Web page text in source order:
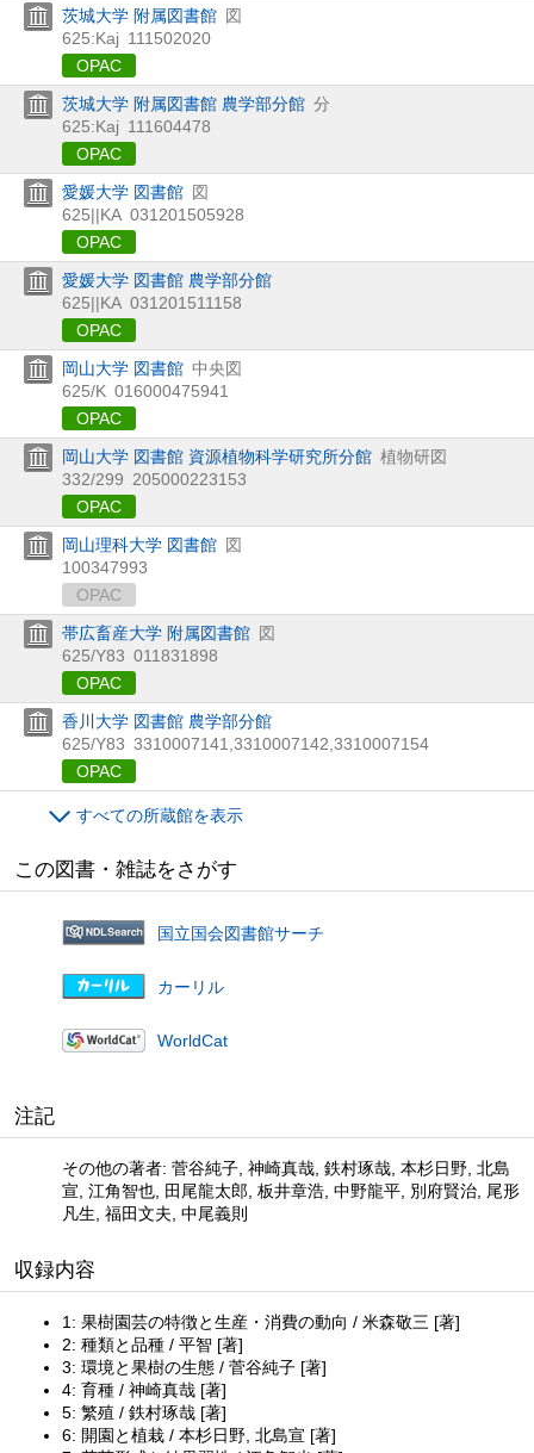
茨城大学 附属図書館 図
625:Kaj 111502020
OPAC
茨城大学 附属図書館 農学部分館 分
625:Kaj 111604478
OPAC
愛媛大学 図書館 図
625||KA 031201505928
OPAC
愛媛大学 図書館 農学部分館
625||KA 031201511158
OPAC
岡山大学 図書館 中央図
625/K 016000475941
OPAC
岡山大学 図書館 資源植物科学研究所分館 植物研図
332/299 205000223153
OPAC
岡山理科大学 図書館 図
100347993
OPAC
帯広畜産大学 附属図書館 図
625/Y83 011831898
OPAC
香川大学 図書館 農学部分館
625/Y83 3310007141,3310007142,3310007154
OPAC
すべての所蔵館を表示
この図書・雑誌をさがす
国立国会図書館サーチ
カーリル
WorldCat
注記
その他の著者: 菅谷純子, 神崎真哉, 鉄村琢哉, 本杉日野, 北島
宣, 江角智也, 田尾龍太郎, 板井章浩, 中野龍平, 別府賢治, 尾形
凡生, 福田文夫, 中尾義則
収録内容
1: 果樹園芸の特徴と生産・消費の動向 / 米森敬三 [著]
2: 種類と品種 / 平智 [著]
3: 環境と果樹の生態 / 菅谷純子 [著]
4: 育種 / 神崎真哉 [著]
5: 繁殖 / 鉄村琢哉 [著]
6: 開園と植栽 / 本杉日野, 北島宣 [著]